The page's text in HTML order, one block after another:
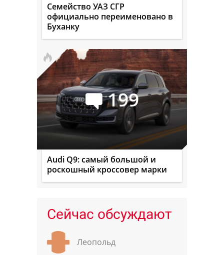
Семейство УАЗ СГР
официально переименовано в
Буханку
199
Audi Q9: самый большой и
роскошный кроссовер марки
Сейчас обсуждают
Леопольд